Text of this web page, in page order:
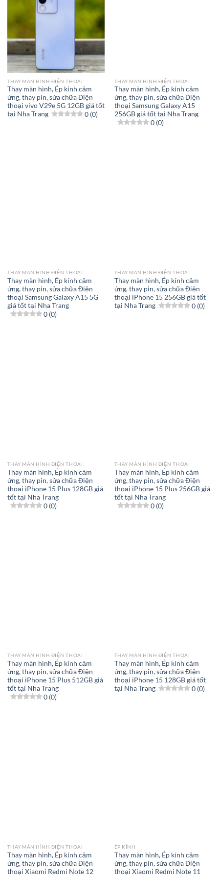
THAY MÀN HÌNH ĐIỆN THOẠI
Thay màn hình, Ép kính cảm
ứng, thay pin, sửa chữa Điện
thoại vivo V29e 5G 12GB giá tốt
tại Nha Trang
0 (0)
THAY MÀN HÌNH ĐIỆN THOẠI
Thay màn hình, Ép kính cảm
ứng, thay pin, sửa chữa Điện
thoại Samsung Galaxy A15
256GB giá tốt tại Nha Trang
0 (0)
THAY MÀN HÌNH ĐIỆN THOẠI
Thay màn hình, Ép kính cảm
ứng, thay pin, sửa chữa Điện
thoại Samsung Galaxy A15 5G
giá tốt tại Nha Trang
0 (0)
THAY MÀN HÌNH ĐIỆN THOẠI
Thay màn hình, Ép kính cảm
ứng, thay pin, sửa chữa Điện
thoại iPhone 15 256GB giá tốt
tại Nha Trang
0 (0)
THAY MÀN HÌNH ĐIỆN THOẠI
Thay màn hình, Ép kính cảm
ứng, thay pin, sửa chữa Điện
thoại iPhone 15 Plus 128GB giá
tốt tại Nha Trang
0 (0)
THAY MÀN HÌNH ĐIỆN THOẠI
Thay màn hình, Ép kính cảm
ứng, thay pin, sửa chữa Điện
thoại iPhone 15 Plus 256GB giá
tốt tại Nha Trang
0 (0)
THAY MÀN HÌNH ĐIỆN THOẠI
Thay màn hình, Ép kính cảm
ứng, thay pin, sửa chữa Điện
thoại iPhone 15 Plus 512GB giá
tốt tại Nha Trang
0 (0)
THAY MÀN HÌNH ĐIỆN THOẠI
Thay màn hình, Ép kính cảm
ứng, thay pin, sửa chữa Điện
thoại iPhone 15 128GB giá tốt
tại Nha Trang
0 (0)
THAY MÀN HÌNH ĐIỆN THOẠI
Thay màn hình, Ép kính cảm
ứng, thay pin, sửa chữa Điện
thoại Xiaomi Redmi Note 12
ÉP KÍNH
Thay màn hình, Ép kính cảm
ứng, thay pin, sửa chữa Điện
thoại Xiaomi Redmi Note 11